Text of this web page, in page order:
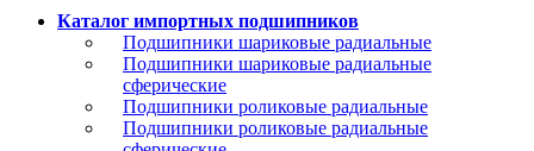
Каталог импортных подшипников
Подшипники шариковые радиальные
Подшипники шариковые радиальные
сферические
Подшипники роликовые радиальные
Подшипники роликовые радиальные